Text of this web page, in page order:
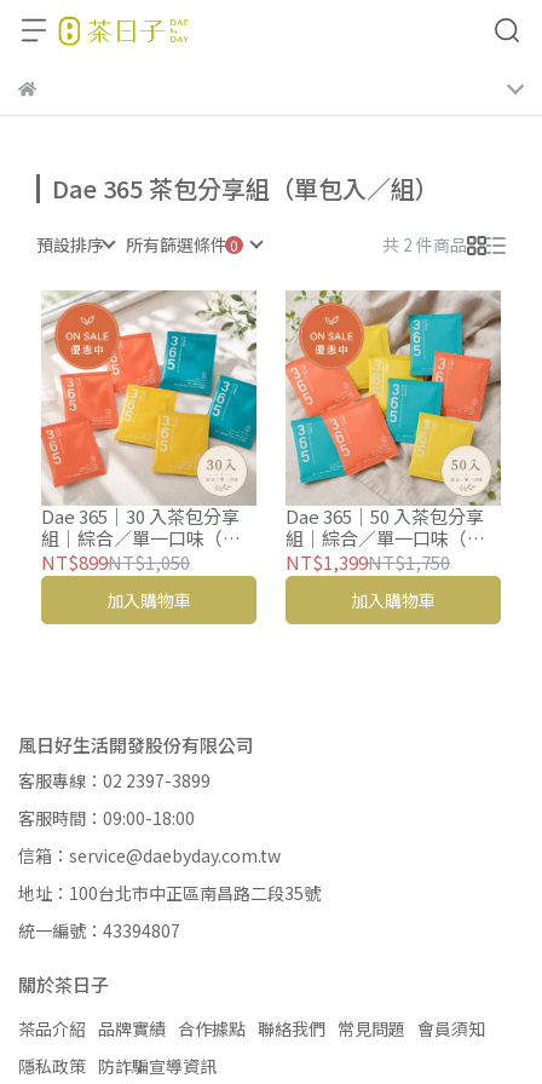
Dae 365 茶包分享組（單包入／組）
預設排序 所有篩選條件 共 2 件商品
Dae 365｜30 入茶包分享
組｜綜合／單一口味（茶
包 30 入／組）
NT$899NT$1,050
加入購物車
Dae 365｜50 入茶包分享
組｜綜合／單一口味（茶
包 50 入／組）
NT$1,399NT$1,750
加入購物車
風日好生活開發股份有限公司
客服專線：02 2397-3899
客服時間：09:00-18:00
信箱：service@daebyday.com.tw
地址：100台北市中正區南昌路二段35號
統一編號：43394807
關於茶日子
茶品介紹 品牌實績 合作據點 聯絡我們 常見問題 會員須知
隱私政策 防詐騙宣導資訊